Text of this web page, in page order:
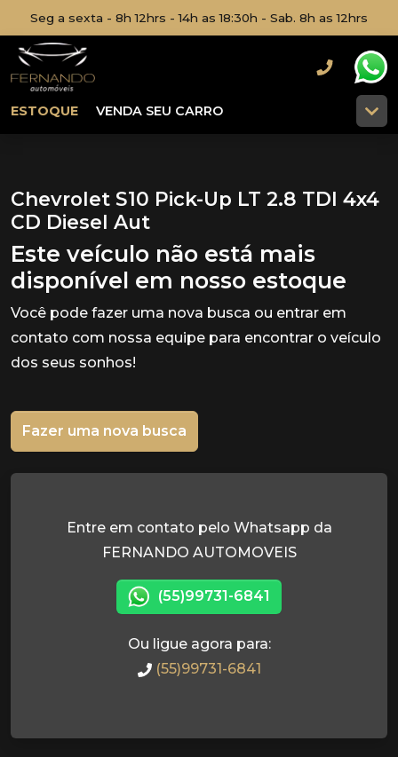
Seg a sexta - 8h 12hrs - 14h as 18:30h - Sab. 8h as 12hrs
ESTOQUE VENDA SEU CARRO
Chevrolet S10 Pick-Up LT 2.8 TDI 4x4
CD Diesel Aut
Este veículo não está mais
disponível em nosso estoque
Você pode fazer uma nova busca ou entrar em
contato com nossa equipe para encontrar o veículo
dos seus sonhos!
Fazer uma nova busca
Entre em contato pelo Whatsapp da
FERNANDO AUTOMOVEIS
(55)99731-6841
Ou ligue agora para:
(55)99731-6841